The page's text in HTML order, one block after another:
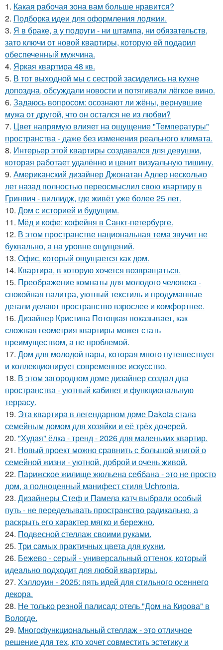
1. Какая рабочая зона вам больше нравится?
2. Подборка идеи для оформления лоджии.
3. Я в браке, а у подруги - ни штампа, ни обязательств,
зато ключи от новой квартиры, которую ей подарил
обеспеченный мужчина.
4. Яркая квартира 48 кв.
5. В тот выходной мы с сестрой засиделись на кухне
допоздна, обсуждали новости и потягивали лёгкое вино.
6. Задаюсь вопросом: осознают ли жёны, вернувшие
мужа от другой, что он остался не из любви?
7. Цвет напрямую влияет на ощущение "Температуры"
пространства - даже без изменения реального климата.
8. Интерьер этой квартиры создавался для девушки,
которая работает удалённо и ценит визуальную тишину.
9. Американский дизайнер Джонатан Адлер несколько
лет назад полностью переосмыслил свою квартиру в
Гринвич - виллидж, где живёт уже более 25 лет.
10. Дом с историей и будущим.
11. Мёд и кофе: кофейня в Санкт-петербурге.
12. В этом пространстве национальная тема звучит не
буквально, а на уровне ощущений.
13. Офис, который ощущается как дом.
14. Квартира, в которую хочется возвращаться.
15. Преображение комнаты для молодого человека -
спокойная палитра, уютный текстиль и продуманные
детали делают пространство взрослее и комфортнее.
16. Дизайнер Кристина Потоцкая показывает, как
сложная геометрия квартиры может стать
преимуществом, а не проблемой.
17. Дом для молодой пары, которая много путешествует
и коллекционирует современное искусство.
18. В этом загородном доме дизайнер создал два
пространства - уютный кабинет и функциональную
террасу.
19. Эта квартира в легендарном доме Dakota стала
семейным домом для хозяйки и её трёх дочерей.
20. "Худая" ёлка - тренд - 2026 для маленьких квартир.
21. Новый проект можно сравнить с большой книгой о
семейной жизни - уютной, доброй и очень живой.
22. Парижское жилище жюльена себбана - это не просто
дом, а полноценный манифест стиля Uchronia.
23. Дизайнеры Стеф и Памела катч выбрали особый
путь - не переделывать пространство радикально, а
раскрыть его характер мягко и бережно.
24. Подвесной стеллаж своими руками.
25. Три самых практичных цвета для кухни.
26. Бежево - серый - универсальный оттенок, который
идеально подходит для любой квартиры.
27. Хэллоуин - 2025: пять идей для стильного осеннего
декора.
28. Не только резной палисад: отель "Дом на Кирова" в
Вологде.
29. Многофункциональный стеллаж - это отличное
решение для тех, кто хочет совместить эстетику и